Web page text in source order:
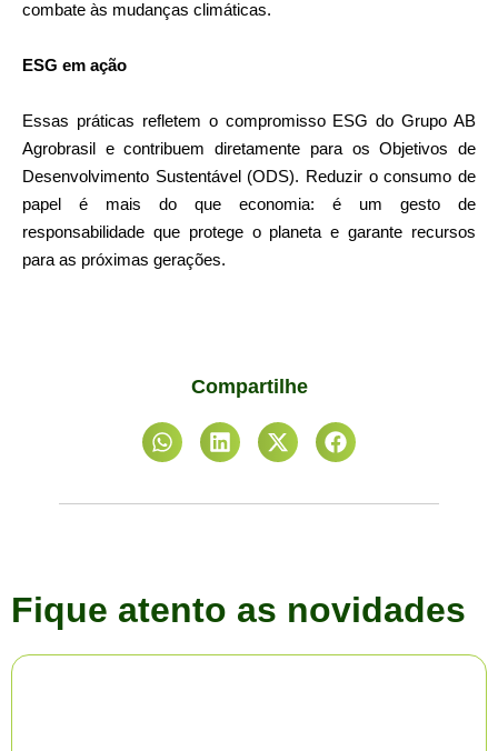
combate às mudanças climáticas.
ESG em ação
Essas práticas refletem o compromisso ESG do Grupo AB
Agrobrasil e contribuem diretamente para os Objetivos de
Desenvolvimento Sustentável (ODS). Reduzir o consumo de
papel é mais do que economia: é um gesto de
responsabilidade que protege o planeta e garante recursos
para as próximas gerações.
Compartilhe
Fique atento as novidades